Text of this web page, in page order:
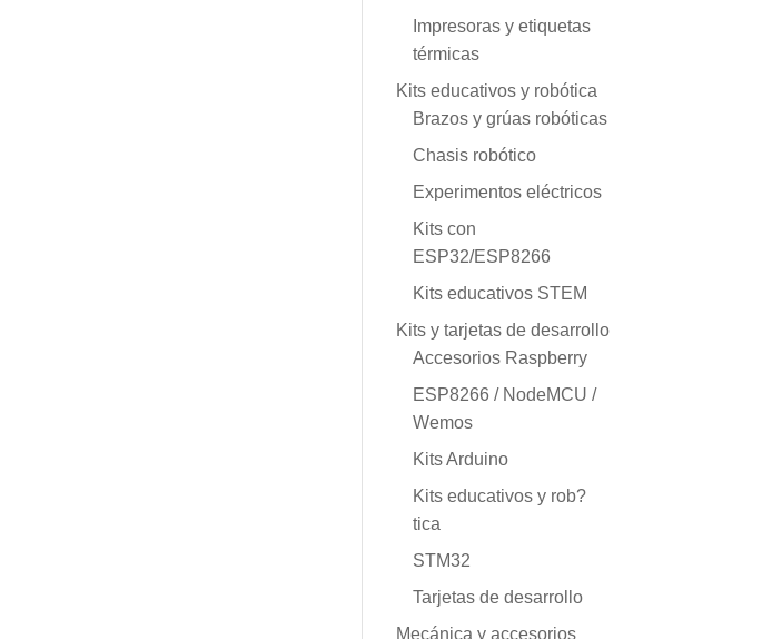
Impresoras y etiquetas
térmicas
Kits educativos y robótica
Brazos y grúas robóticas
Chasis robótico
Experimentos eléctricos
Kits con
ESP32/ESP8266
Kits educativos STEM
Kits y tarjetas de desarrollo
Accesorios Raspberry
ESP8266 / NodeMCU /
Wemos
Kits Arduino
Kits educativos y rob?
tica
STM32
Tarjetas de desarrollo
Mecánica y accesorios